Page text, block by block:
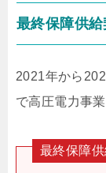
最終保障供
2021年から
で高圧電力事
最終保障